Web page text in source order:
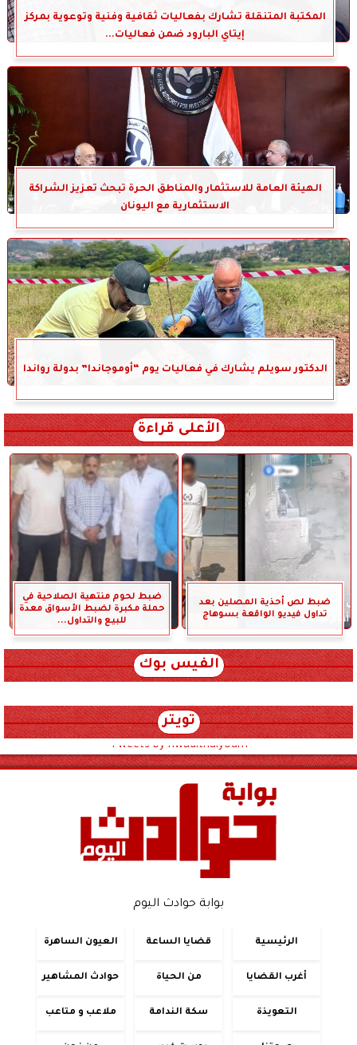
المكتبة المتنقلة تشارك بفعاليات ثقافية وفنية وتوعوية بمركز
إيتاي البارود ضمن فعاليات...
الهيئة العامة للاستثمار والمناطق الحرة تبحث تعزيز الشراكة
الاستثمارية مع اليونان
الدكتور سويلم يشارك في فعاليات يوم “أوموجاندا” بدولة رواندا
الأعلى قراءة
ضبط لص أحذية المصلين بعد
تداول فيديو الواقعة بسوهاج
ضبط لحوم منتهية الصلاحية في
حملة مكبرة لضبط الأسواق معدة
للبيع والتداول...
الفيس بوك
تويتر
Tweets by hwadithalyoum
بوابة حوادث اليوم
الرئيسية قضايا الساعة العيون الساهرة
أغرب القضايا من الحياة حوادث المشاهير
التعويذة سكة الندامة ملاعب و متاعب